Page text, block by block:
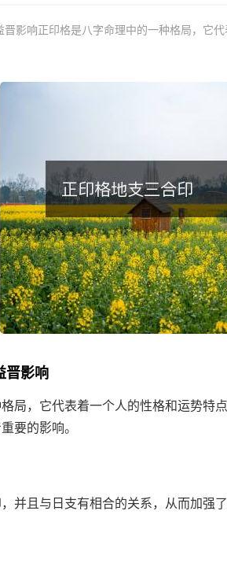
晋影响正印格是八字命理中的一种格局，它
晋影响
局，它代表着一个人的性格和运势特
要的影响。
并且与日支有相合的关系，从而加强